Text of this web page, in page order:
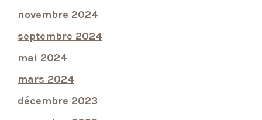
novembre 2024
septembre 2024
mai 2024
mars 2024
décembre 2023